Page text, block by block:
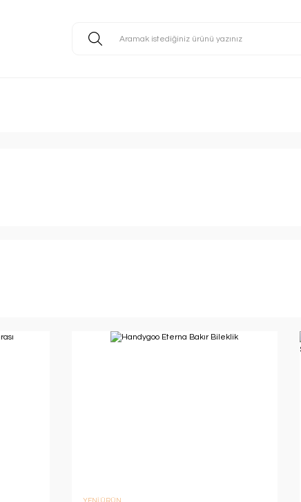
YENİ ÜRÜN